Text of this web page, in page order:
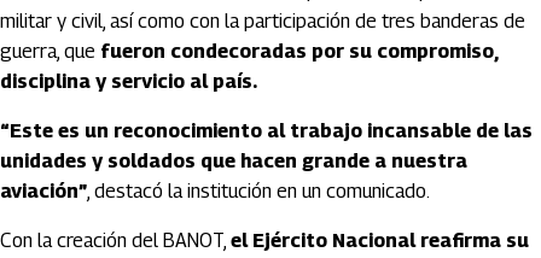
militar y civil, así como con la participación de tres banderas de
guerra, que fueron condecoradas por su compromiso,
disciplina y servicio al país.
“Este es un reconocimiento al trabajo incansable de las
unidades y soldados que hacen grande a nuestra
aviación”, destacó la institución en un comunicado.
Con la creación del BANOT, el Ejército Nacional reafirma su